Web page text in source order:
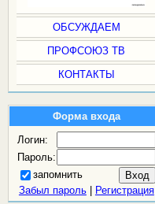
ОБСУЖДАЕМ
ПРОФСОЮЗ ТВ
КОНТАКТЫ
Форма входа
Логин:
Пароль:
запомнить
Забыл пароль| Регистрация